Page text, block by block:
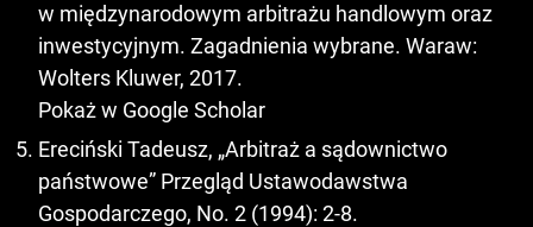
w międzynarodowym arbitrażu handlowym oraz
inwestycyjnym. Zagadnienia wybrane. Waraw:
Wolters Kluwer, 2017.
Pokaż w Google Scholar
Ereciński Tadeusz, „Arbitraż a sądownictwo
państwowe” Przegląd Ustawodawstwa
Gospodarczego, No. 2 (1994): 2-8.